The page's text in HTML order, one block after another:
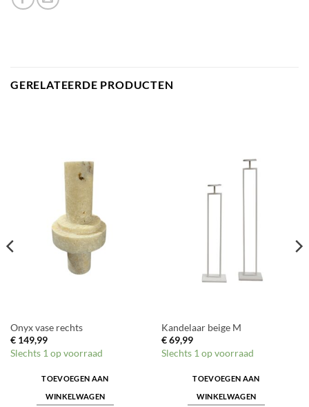
GERELATEERDE PRODUCTEN
Onyx vase rechts
€149,99
Slechts 1 op voorraad
TOEVOEGEN AAN
WINKELWAGEN
Kandelaar beige M
€69,99
Slechts 1 op voorraad
TOEVOEGEN AAN
WINKELWAGEN